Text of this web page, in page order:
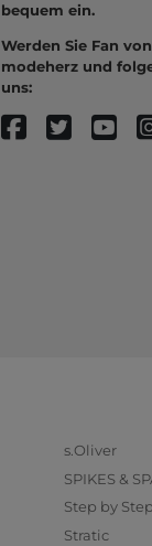
bequem ein.
Werden Sie Fan von
modeherz und
uns:
s.Oliver
SPIKES &
Step by Step
Stratic